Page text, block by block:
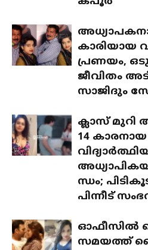
കാരിയായ
പ്രണയം,
ജീവിതം
സാജിദും
ക്ലാസ് മുറി
14 കാരനായ
ന്ധം;
പിന്നീട്
ഓഫീസിൽ
സമയത്ത്